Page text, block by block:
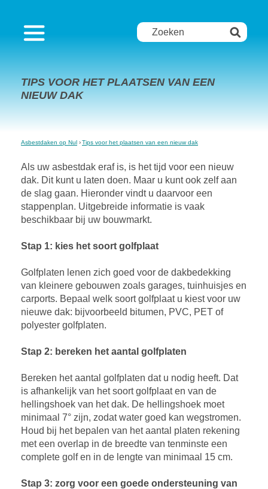
TIPS VOOR HET PLAATSEN VAN EEN
NIEUW DAK
Asbestdaken op Nul Tips voor het plaatsen van een nieuw dak
Als uw asbestdak eraf is, is het tijd voor een nieuw
dak. Dit kunt u laten doen. Maar u kunt ook zelf aan
de slag gaan. Hieronder vindt u daarvoor een
stappenplan. Uitgebreide informatie is vaak
beschikbaar bij uw bouwmarkt.
Stap 1: kies het soort golfplaat
Golfplaten lenen zich goed voor de dakbedekking
van kleinere gebouwen zoals garages, tuinhuisjes en
carports. Bepaal welk soort golfplaat u kiest voor uw
nieuwe dak: bijvoorbeeld bitumen, PVC, PET of
polyester golfplaten.
Stap 2: bereken het aantal golfplaten
Bereken het aantal golfplaten dat u nodig heeft. Dat
is afhankelijk van het soort golfplaat en van de
hellingshoek van het dak. De hellingshoek moet
minimaal 7° zijn, zodat water goed kan wegstromen.
Houd bij het bepalen van het aantal platen rekening
met een overlap in de breedte van tenminste een
complete golf en in de lengte van minimaal 15 cm.
Stap 3: zorg voor een goede ondersteuning van